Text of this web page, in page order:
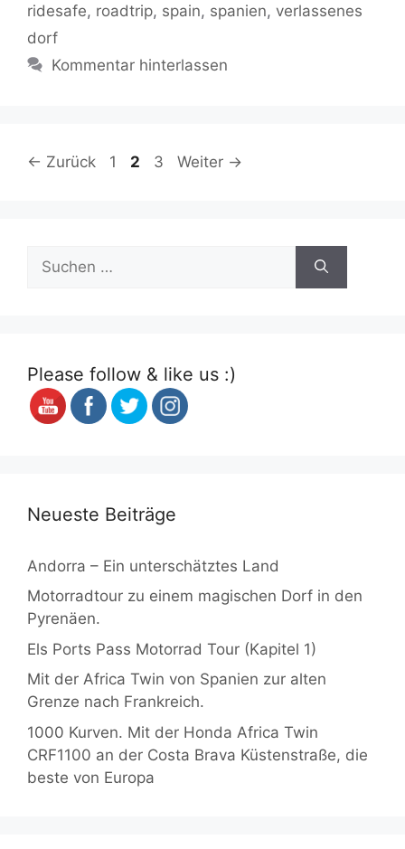
ridesafe, roadtrip, spain, spanien, verlassenes
dorf
Kommentar hinterlassen
← Zurück Seite
1 Seite
2 Seite
3 Weiter →
nach:
Please follow & like us :)
Neueste Beiträge
Andorra – Ein unterschätztes Land
Motorradtour zu einem magischen Dorf in den
Pyrenäen.
Els Ports Pass Motorrad Tour (Kapitel 1)
Mit der Africa Twin von Spanien zur alten
Grenze nach Frankreich.
1000 Kurven. Mit der Honda Africa Twin
CRF1100 an der Costa Brava Küstenstraße, die
beste von Europa